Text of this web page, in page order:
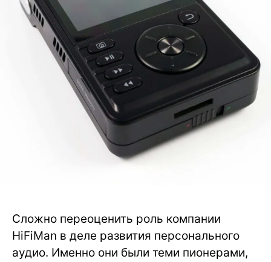
Сложно переоценить роль компании
HiFiMan в деле развития персонального
аудио. Именно они были теми пионерами,